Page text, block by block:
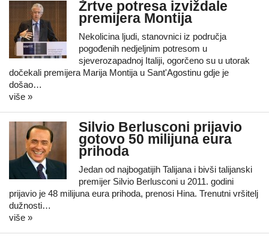
Žrtve potresa izviždale
premijera Montija
Nekolicina ljudi, stanovnici iz područja
pogođenih nedjeljnim potresom u
sjeverozapadnoj Italiji, ogorčeno su u utorak
dočekali premijera Marija Montija u Sant'Agostinu gdje je
došao…
više »
Silvio Berlusconi prijavio
gotovo 50 milijuna eura
prihoda
Jedan od najbogatijih Talijana i bivši talijanski
premijer Silvio Berlusconi u 2011. godini
prijavio je 48 milijuna eura prihoda, prenosi Hina. Trenutni vršitelj
dužnosti…
više »